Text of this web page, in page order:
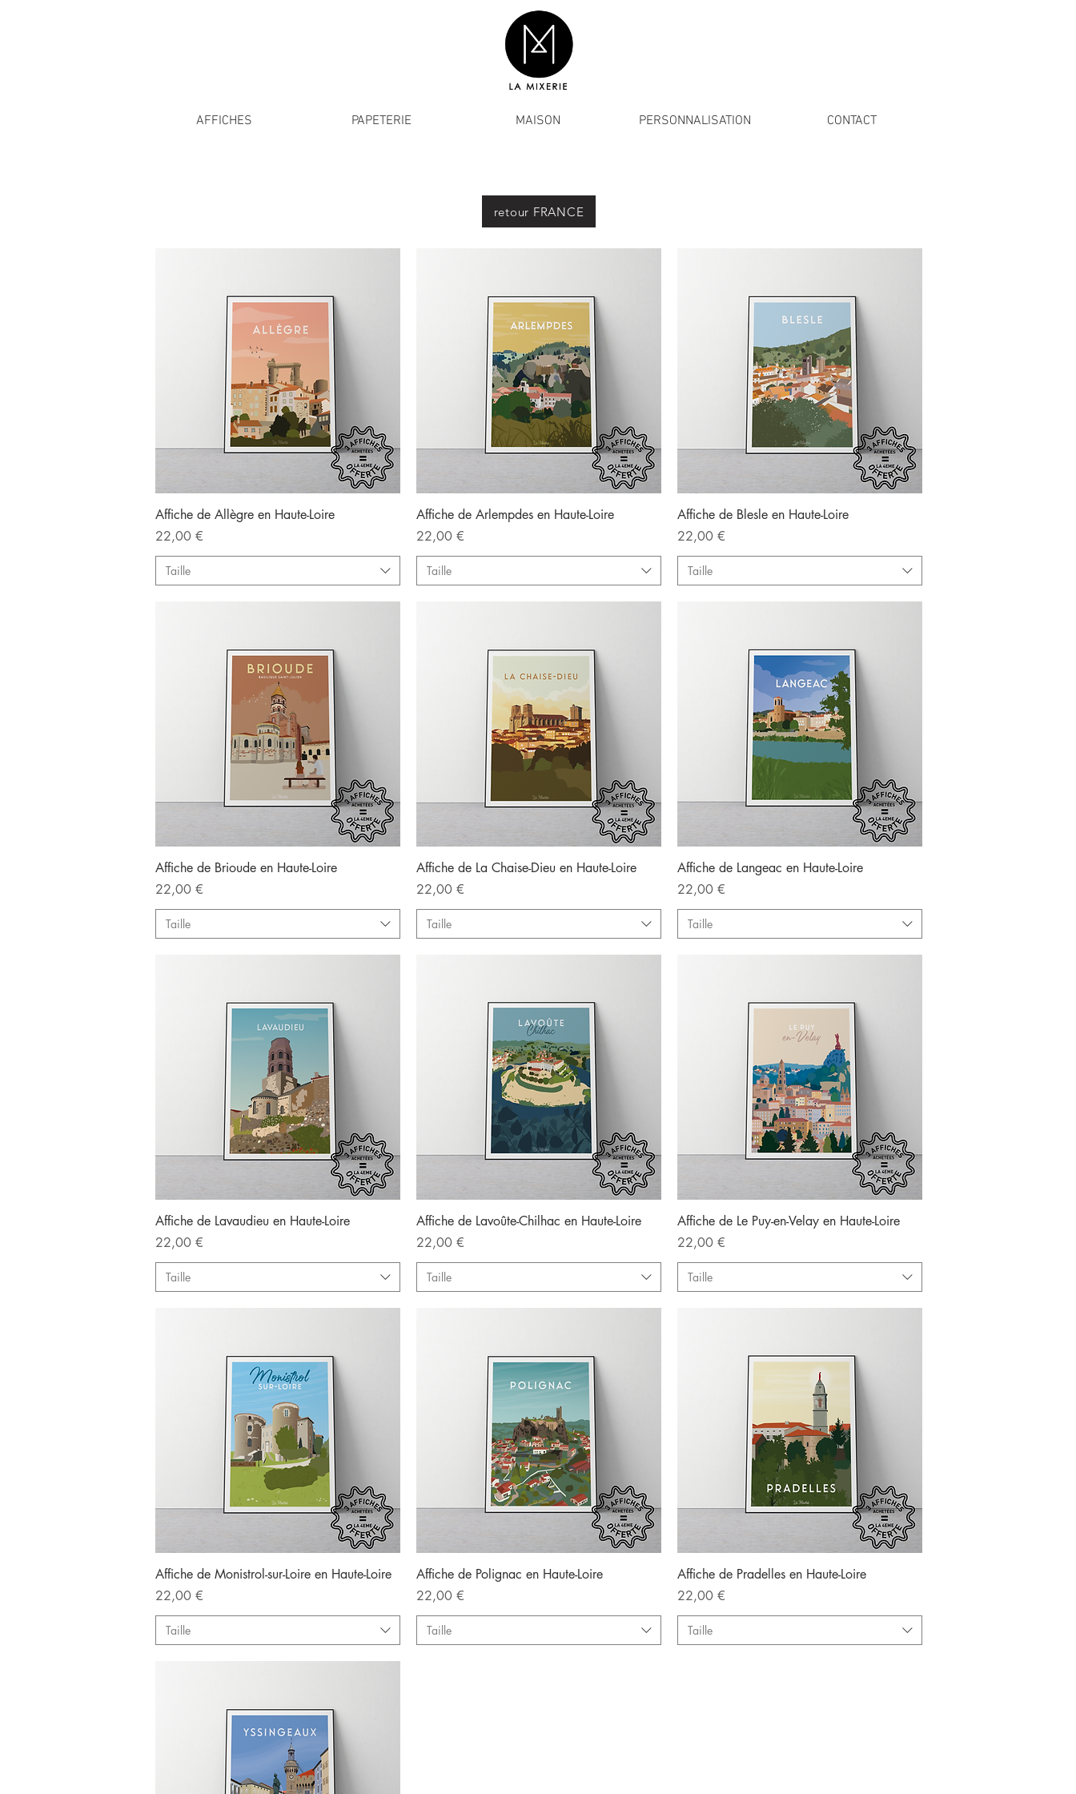
AFFICHES PAPETERIE MAISON PERSONNALISATION CONTACT
retour FRANCE
Aperçu rapide
Affiche de Allègre en Haute-Loire
Prix
22,00 €
Taille
Aperçu rapide
Affiche de Arlempdes en Haute-Loire
Prix
22,00 €
Taille
Aperçu rapide
Affiche de Blesle en Haute-Loire
Prix
22,00 €
Taille
Aperçu rapide
Affiche de Brioude en Haute-Loire
Prix
22,00 €
Taille
Aperçu rapide
Affiche de La Chaise-Dieu en Haute-Loire
Prix
22,00 €
Taille
Aperçu rapide
Affiche de Langeac en Haute-Loire
Prix
22,00 €
Taille
Aperçu rapide
Affiche de Lavaudieu en Haute-Loire
Prix
22,00 €
Taille
Aperçu rapide
Affiche de Lavoûte-Chilhac en Haute-Loire
Prix
22,00 €
Taille
Aperçu rapide
Affiche de Le Puy-en-Velay en Haute-Loire
Prix
22,00 €
Taille
Aperçu rapide
Affiche de Monistrol-sur-Loire en Haute-Loire
Prix
22,00 €
Taille
Aperçu rapide
Affiche de Polignac en Haute-Loire
Prix
22,00 €
Taille
Aperçu rapide
Affiche de Pradelles en Haute-Loire
Prix
22,00 €
Taille